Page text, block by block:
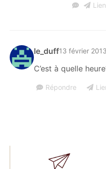
Lien
le_duff13 février
C’est à quelle
Répondre